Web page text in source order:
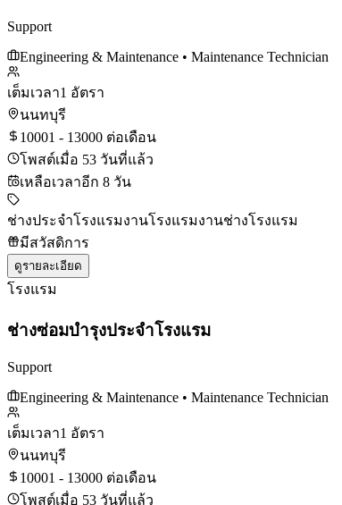
Support
Engineering & Maintenance • Maintenance Technician
เต็มเวลา1 อัตรา
นนทบุรี
10001 - 13000 ต่อเดือน
โพสต์เมื่อ 53 วันที่แล้ว
เหลือเวลาอีก 8 วัน
ช่างประจำโรงแรมงานโรงแรมงานช่างโรงแรม
มีสวัสดิการ
ดูรายละเอียด
โรงแรม
ช่างซ่อมบำรุงประจำโรงแรม
Support
Engineering & Maintenance • Maintenance Technician
เต็มเวลา1 อัตรา
นนทบุรี
10001 - 13000 ต่อเดือน
โพสต์เมื่อ 53 วันที่แล้ว